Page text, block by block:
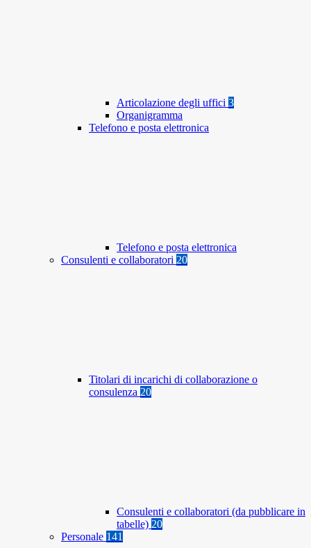
Articolazione degli uffici 3
Organigramma
Telefono e posta elettronica
Telefono e posta elettronica
Consulenti e collaboratori 20
Titolari di incarichi di collaborazione o
consulenza 20
Consulenti e collaboratori (da pubblicare in
tabelle) 20
Personale 141